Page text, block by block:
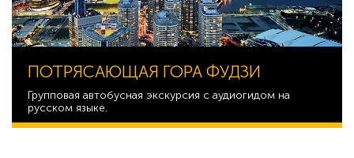
ПОТРЯСАЮЩАЯ ГОРА ФУДЗИ
Групповая автобусная экскурсия с аудиогидом на
русском языке.